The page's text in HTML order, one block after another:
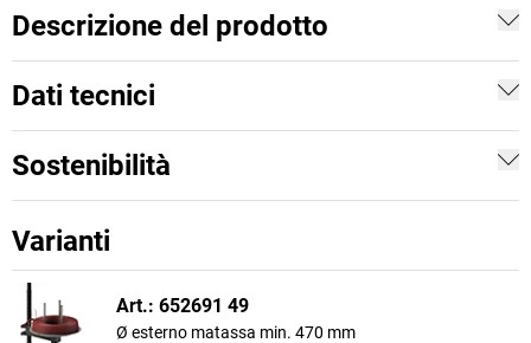
Descrizione del prodotto
Dati tecnici
Sostenibilità
Varianti
Art.: 652691 49
Ø esterno matassa min. 470 mm